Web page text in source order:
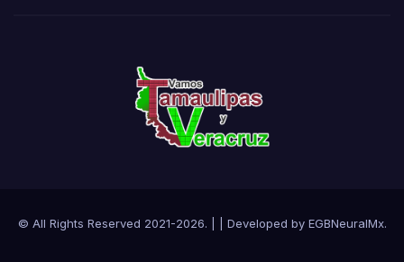
© All Rights Reserved 2021-2026. | Developed by EGBNeuralMx.